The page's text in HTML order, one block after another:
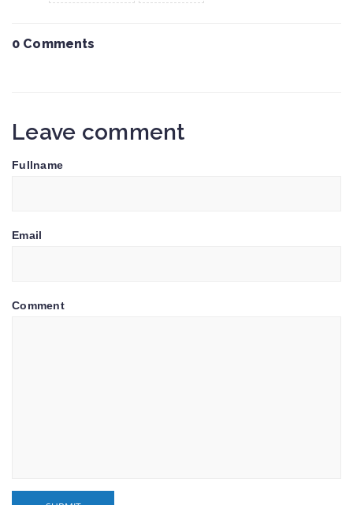
0 Comments
Leave comment
Fullname
Email
Comment